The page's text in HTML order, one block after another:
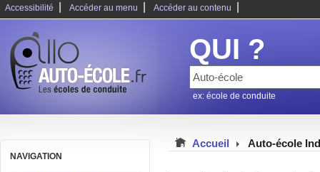
Accessibilité Accéder au menu Accéder au contenu
QUI ?
ex: école de conduite
NAVIGATION
Accueil Auto-école